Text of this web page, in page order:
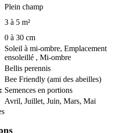
Plein champ
3 à 5 m²
0 à 30 cm
Soleil à mi-ombre, Emplacement
ensoleillé , Mi-ombre
Bellis perennis
Bee Friendly (ami des abeilles)
Semences en portions
Avril, Juillet, Juin, Mars, Mai